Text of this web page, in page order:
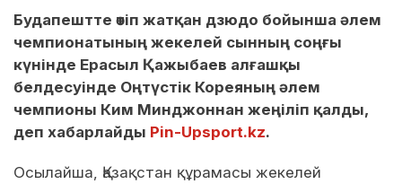
Будапештте өтіп жатқан дзюдо бойынша әлем
чемпионатының жекелей сынның соңғы
күнінде Ерасыл Қажыбаев алғашқы
белдесуінде Оңтүстік Кореяның әлем
чемпионы Ким Минджоннан жеңіліп қалды,
деп хабарлайды Pin-Upsport.kz.
Осылайша, Қазақстан құрамасы жекелей